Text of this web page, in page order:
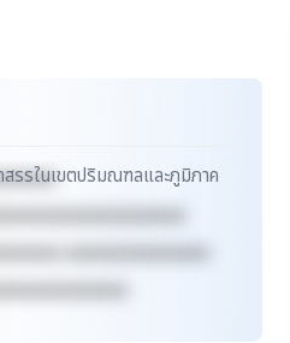
xxxxxxxxxxxxxxx
รรในเขตปริมณฑลและภูมิภาค